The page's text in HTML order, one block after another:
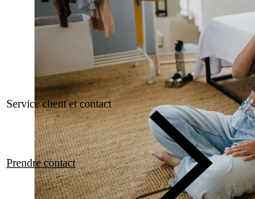
Service client et contact
Prendre contact